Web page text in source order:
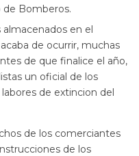
de Bomberos.
en el
de ocurrir, muchas
de que finalice el año,
un oficial de los
de extincion del
de los comerciantes
de los